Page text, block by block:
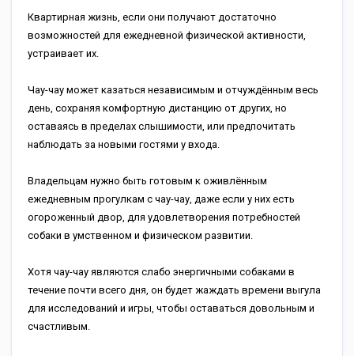
Квартирная жизнь, если они получают достаточно
возможностей для ежедневной физической активности,
устраивает их.
Чау-чау может казаться независимым и отчуждённым весь
день, сохраняя комфортную дистанцию от других, но
оставаясь в пределах слышимости, или предпочитать
наблюдать за новыми гостями у входа.
Владельцам нужно быть готовым к оживлённым
ежедневным прогулкам с чау-чау, даже если у них есть
огороженный двор, для удовлетворения потребностей
собаки в умственном и физическом развитии.
Хотя чау-чау являются слабо энергичными собаками в
течение почти всего дня, он будет жаждать времени выгула
для исследований и игры, чтобы оставаться довольным и
счастливым.